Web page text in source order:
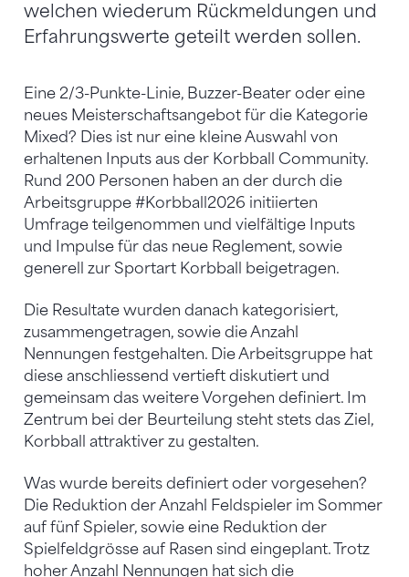
welchen wiederum Rückmeldungen und
Erfahrungswerte geteilt werden sollen.
Eine 2/3-Punkte-Linie, Buzzer-Beater oder eine
neues Meisterschaftsangebot für die Kategorie
Mixed? Dies ist nur eine kleine Auswahl von
erhaltenen Inputs aus der Korbball Community.
Rund 200 Personen haben an der durch die
Arbeitsgruppe #Korbball2026 initiierten
Umfrage teilgenommen und vielfältige Inputs
und Impulse für das neue Reglement, sowie
generell zur Sportart Korbball beigetragen.
Die Resultate wurden danach kategorisiert,
zusammengetragen, sowie die Anzahl
Nennungen festgehalten. Die Arbeitsgruppe hat
diese anschliessend vertieft diskutiert und
gemeinsam das weitere Vorgehen definiert. Im
Zentrum bei der Beurteilung steht stets das Ziel,
Korbball attraktiver zu gestalten.
Was wurde bereits definiert oder vorgesehen?
Die Reduktion der Anzahl Feldspieler im Sommer
auf fünf Spieler, sowie eine Reduktion der
Spielfeldgrösse auf Rasen sind eingeplant. Trotz
hoher Anzahl Nennungen hat sich die